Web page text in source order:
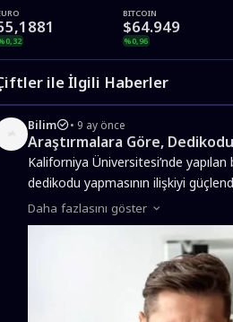
BITCOIN
$64.949
%0,96
ile İlgili Haberler
Bilim 9 ay önce
Araştırmalara Göre,
Kaliforniya Üniversitesi’nde
dedikodu yapmasının ilişkiyi
Daha fazlasını göster